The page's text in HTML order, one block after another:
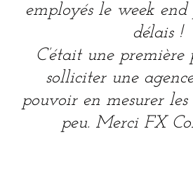
employés le week
délais !
C’était une
solliciter une agence
pouvoir en mesurer les
peu. Merci FX